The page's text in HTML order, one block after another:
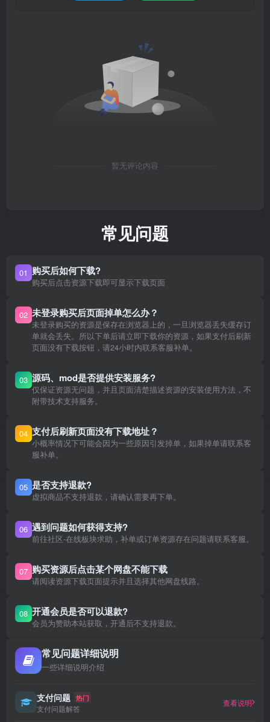
暂无评论内容
常见问题
01 购买后如何下载?
购买后点击资源下载即可显示下载页面
02 未登录购买后页面掉单怎么办？
未登录购买的资源是保存在浏览器上的，一旦浏览器丢失缓存订
单就会丢失。所以下单后请立即下载你的资源，如果支付后刷新
页面没有下载按钮，请24小时内联系客服补单。
03 源码、mod是否提供安装服务?
仅保证资源无问题，并且页面清楚描述资源的安装使用方法，不
附带技术支持服务。
04 支付后刷新页面没有下载地址？
小概率情况下可能会因为一些原因引发掉单，如果掉单请联系客
服补单。
05 是否支持退款?
虚拟商品不支持退款，请确认需要再下单。
06 遇到问题如何获得支持?
前往社区-在线板块求助，补单或订单资源存在问题请联系客服。
07 购买资源后点击某个网盘不能下载
请阅读资源下载页面提示并且选择其他网盘线路。
08 开通会员是否可以退款?
会员为赞助本站获取，开通后不支持退款。
常见问题详细说明
一些详细说明介绍
支付问题 热门
支付问题解答
查看说明